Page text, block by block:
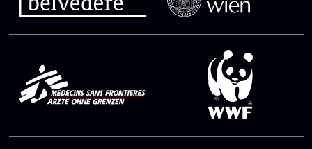
SVG Datei SVG Datei
SVG Datei SVG Datei